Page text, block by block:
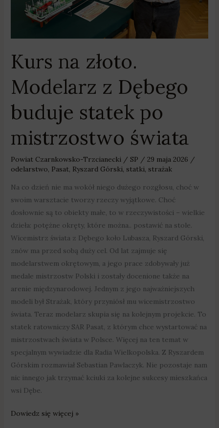
Kurs na złoto.
Modelarz z Dębego
buduje statek po
mistrzostwo świata
Powiat Czarnkowsko-Trzcianecki/ SP / 29 maja 2026 /
odelarstwo, Pasat, Ryszard Górski, statki, strażak
Na co dzień nie ma wokół niego dużego rozgłosu, choć w
swoim warsztacie tworzy rzeczy wyjątkowe. Choć
dosłownie są to obiekty małe, to w rzeczywistości – wielkie
dzieła: potężne okręty, które można.. postawić na stole.
Wicemistrz świata z Dębego koło Lubasza, Ryszard Górski,
znów ma przed sobą duży cel. Od lat zajmuje się
modelarstwem okrętowym, a jego prace zdobywały już
medale mistrzostw Polski i zostały docenione także na
arenie międzynarodowej. Jednym z jego najważniejszych
modeli był Strażak, który przyniósł mu wicemistrzostwo
świata. Teraz modelarz skupia się na kolejnym projekcie. To
statek ratowniczy SAR Pasat, z którym chce wystartować na
mistrzostwach świata w Polsce. Więcej na ten temat w
specjalnym wywiadzie dla Radia Wielkopolska. Z Ryszardem
Górskim rozmawiał Sebastian Pawlaczyk. Nie pozostaje nam
nic innego jak trzymać kciuki za kolejne sukcesy mieszkańca
wsi Dębe.
mistrzostwo
Dowiedz się więcej »